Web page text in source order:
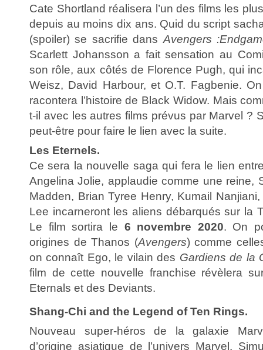
Cate Shortland réalisera l’un des films les
depuis au moins dix ans. Quid du script
(spoiler) se sacrifie dans Avengers
Scarlett Johansson a fait sensation au
son rôle, aux côtés de Florence Pugh, qui
Weisz, David Harbour, et O.T. Fagbenie.
racontera l’histoire de Black Widow. Mais
t-il avec les autres films prévus par Marvel ?
peut-être pour faire le lien avec la suite.
Les Eternels.
Ce sera la nouvelle saga qui fera le lien
Angelina Jolie, applaudie comme une reine,
Madden, Brian Tyree Henry, Kumail
Lee incarneront les aliens débarqués sur la
Le film sortira le 6 novembre 2020. On
origines de Thanos (Avengers) comme
on connaît Ego, le vilain des Gardiens de la
film de cette nouvelle franchise révèlera
Eternals et des Deviants.
Shang-Chi and the Legend of Ten Rings.
Nouveau super-héros de la galaxie
d’origine asiatique de l’univers Marvel.